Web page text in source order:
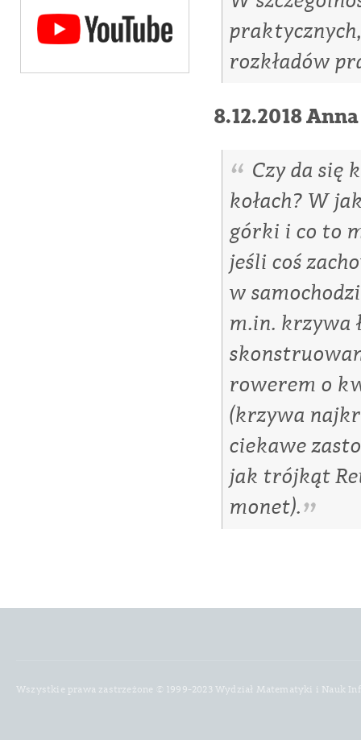
rozkładów
8.12.2018
Czy da się
kołach? W
górki i co to
jeśli coś
w
m.in. krzywa
rowerem o
(krzywa
ciekawe
jak trójkąt
monet).
Wszystkie prawa zastrzeżone © 1999-2023 Wydział Matematyki i Nauk